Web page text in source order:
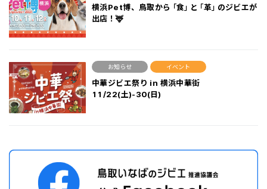
横浜Pet博、鳥取から「食」と「革」のジビエが
出店！🦌
お知らせ イベント
中華ジビエ祭り in 横浜中華街
11/22(土)-30(日)